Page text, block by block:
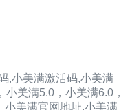
,小美满激活码,小美满
小美满5.0， 小美满6.0，
小美满官网地址,小美满